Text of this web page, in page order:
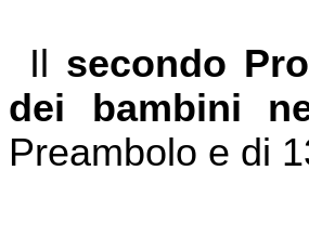
Il secondo
dei bambini
Preambolo e di